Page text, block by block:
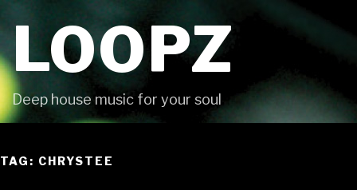
LOOPZ
Deep house music for your soul
TAG: CHRYSTEE